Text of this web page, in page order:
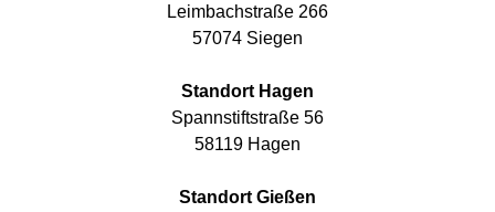
Leimbachstraße 266
57074 Siegen
Standort Hagen
Spannstiftstraße 56
58119 Hagen
Standort Gießen